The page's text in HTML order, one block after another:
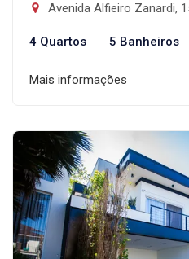
Avenida Alfieiro Zanardi,
4 Quartos 5 Banheiros
Mais informações